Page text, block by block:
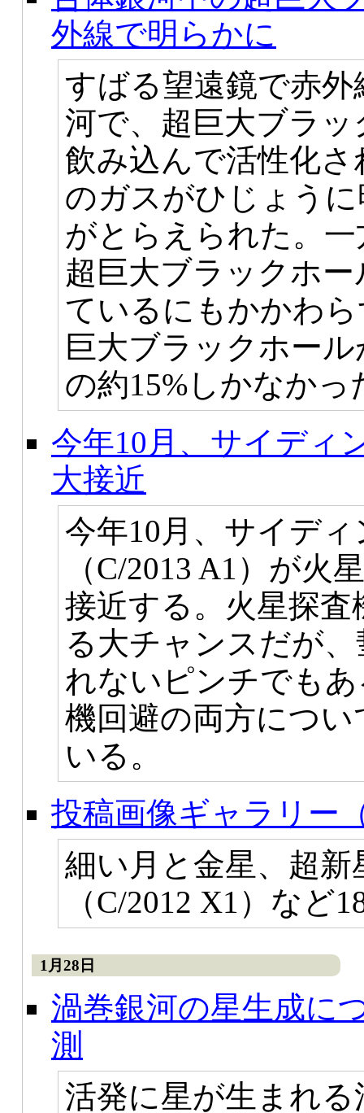
外線で明らかに
すばる望遠鏡で赤
河で、超巨大ブラ
飲み込んで活性化
のガスがひじょう
がとらえられた。
超巨大ブラックホ
ているにもかかわ
巨大ブラックホー
の約15%しかなかっ
今年10月、サイディ
大接近
今年10月、サイデ
（C/2013 A1）が火
接近する。火星探
る大チャンスだが
れないピンチでも
機回避の両方につ
いる。
投稿画像ギャラリー
細い月と金星、超新
（C/2012 X1）など
1月28日
渦巻銀河の星生成に
測
活発に星が生まれ